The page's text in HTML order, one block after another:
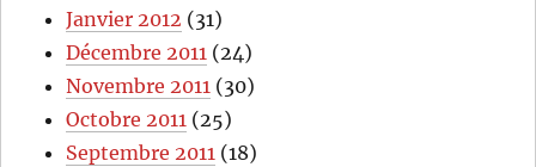
Janvier 2012 (31)
Décembre 2011 (24)
Novembre 2011 (30)
Octobre 2011 (25)
Septembre 2011 (18)